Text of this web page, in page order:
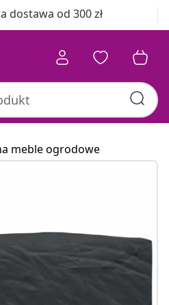
Darmowa dostawa od 300 zł
meble ogrodowe